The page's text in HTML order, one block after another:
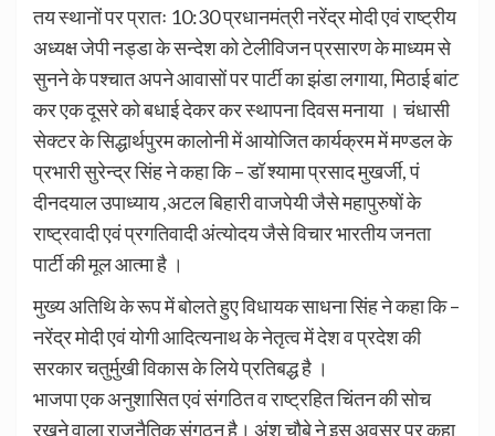
तय स्थानों पर प्रातः 10:30 प्रधानमंत्री नरेंद्र मोदी एवं राष्ट्रीय
अध्यक्ष जेपी नड्डा के सन्देश को टेलीविजन प्रसारण के माध्यम से
सुनने के पश्चात अपने आवासों पर पार्टी का झंडा लगाया, मिठाई बांट
कर एक दूसरे को बधाई देकर कर स्थापना दिवस मनाया । चंधासी
सेक्टर के सिद्धार्थपुरम कालोनी में आयोजित कार्यक्रम में मण्डल के
प्रभारी सुरेन्द्र सिंह ने कहा कि – डॉ श्यामा प्रसाद मुखर्जी, पं
दीनदयाल उपाध्याय ,अटल बिहारी वाजपेयी जैसे महापुरुषों के
राष्ट्रवादी एवं प्रगतिवादी अंत्योदय जैसे विचार भारतीय जनता
पार्टी की मूल आत्मा है ।
मुख्य अतिथि के रूप में बोलते हुए विधायक साधना सिंह ने कहा कि –
नरेंद्र मोदी एवं योगी आदित्यनाथ के नेतृत्व में देश व प्रदेश की
सरकार चतुर्मुखी विकास के लिये प्रतिबद्ध है ।
भाजपा एक अनुशासित एवं संगठित व राष्ट्रहित चिंतन की सोच
रखने वाला राजनैतिक संगठन है। अंशु चौबे ने इस अवसर पर कहा